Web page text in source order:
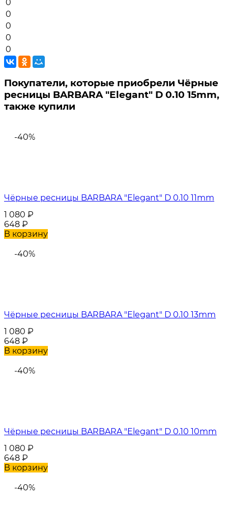
0
0
0
0
0
Покупатели, которые приобрели Чёрные
ресницы BARBARA "Elegant" D 0.10 15mm,
также купили
-40%
Чёрные ресницы BARBARA "Elegant" D 0.10 11mm
1 080 ₽
648 ₽
В корзину
-40%
Чёрные ресницы BARBARA "Elegant" D 0.10 13mm
1 080 ₽
648 ₽
В корзину
-40%
Чёрные ресницы BARBARA "Elegant" D 0.10 10mm
1 080 ₽
648 ₽
В корзину
-40%